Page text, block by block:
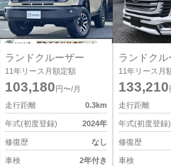
ランドクルーザー
11年リース月額定額
103,180 円〜/月
走行距離
0.3km
年式(初度登録) 2024年
修復歴 なし
車検 2年付き
ランドクル
11年リース月
133,210
走行距離
年式(初度登録)
修復歴
車検